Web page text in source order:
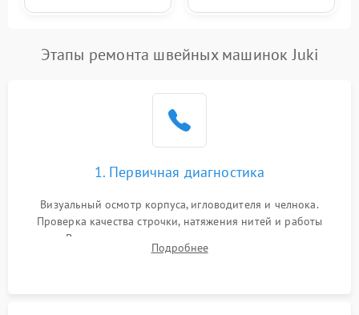
Этапы ремонта швейных машинок Juki
1. Первичная диагностика
Визуальный осмотр корпуса, игловодителя и челнока.
Проверка качества строчки, натяжения нитей и работы
педали. Выявление посторонних стуков, пропусков стежков,
обрывов нити или заклинивания механизмов на тестовом
Подробнее